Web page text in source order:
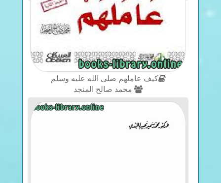
كيف عاملهم صلى الله عليه وسلم
محمد صالح المنجد